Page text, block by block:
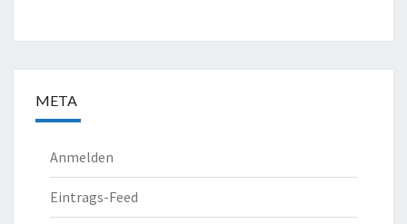
META
Anmelden
Eintrags-Feed